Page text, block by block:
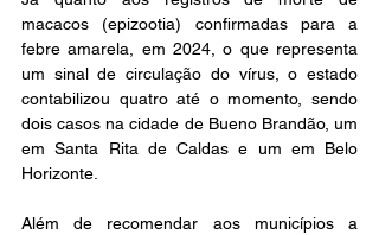
macacos (epizootia) confirmadas para a
febre amarela, em 2024, o que representa
um sinal de circulação do vírus, o estado
contabilizou quatro até o momento, sendo
dois casos na cidade de Bueno Brandão, um
em Santa Rita de Caldas e um em Belo
Horizonte.
Além de recomendar aos municípios a